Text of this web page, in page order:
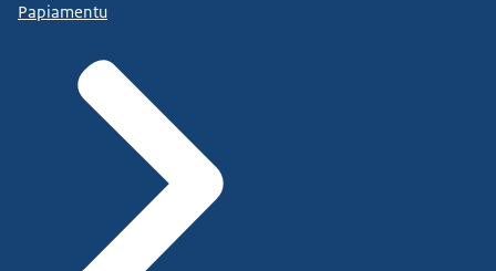
Papiamentu